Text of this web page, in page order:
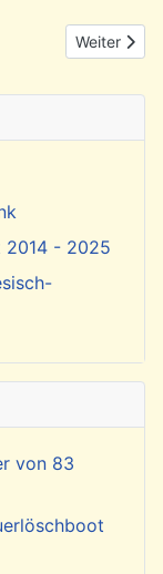
am 10. Juni 2026
Nächster
Weiter
2014 - 2025
von 83